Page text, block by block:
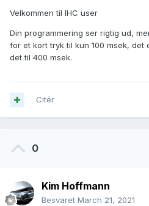
Velkommen til IHC user
Din programmering ser rigtig ud,
for et kort tryk til kun 100 msek,
det til 400 msek.
Citér
0
Kim Hoffmann
Besvaret March 21, 2021